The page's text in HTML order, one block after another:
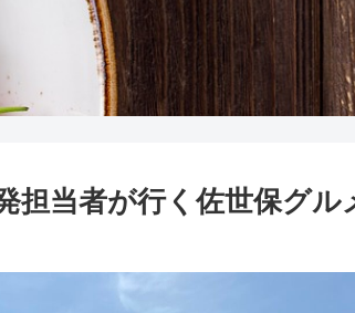
担当者が行く佐世保グル